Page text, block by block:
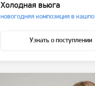
Холодная вьюга
новогодняя композиция в кашпо
Узнать о поступлении